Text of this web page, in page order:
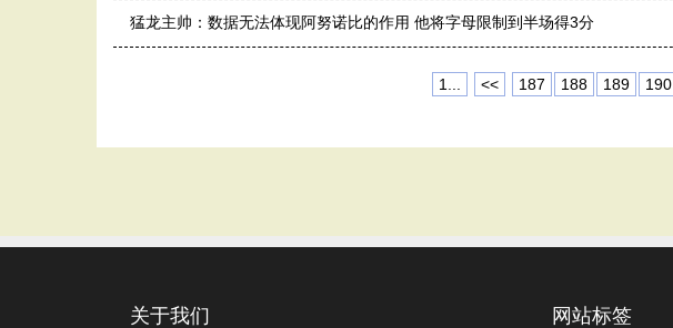
猛龙主帅：数据无法体现阿努诺比的作用 他将字母限制到半场得3分
1... << 187 188 189 190
关于我们 网站标签